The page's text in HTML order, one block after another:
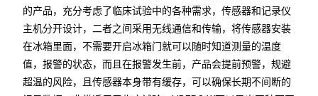
的产品，充分考虑了临床试验中的各种需求，传感器和记录仪
主机分开设计，二者之间采用无线通信和传输，将传感器安装
在冰箱里面，不需要开启冰箱门就可以随时知道测量的温度
值，报警的状态，而且在报警发生前，产品会提前预警，规避
超温的风险，且传感器本身带有缓存，可以确保长期不间断的